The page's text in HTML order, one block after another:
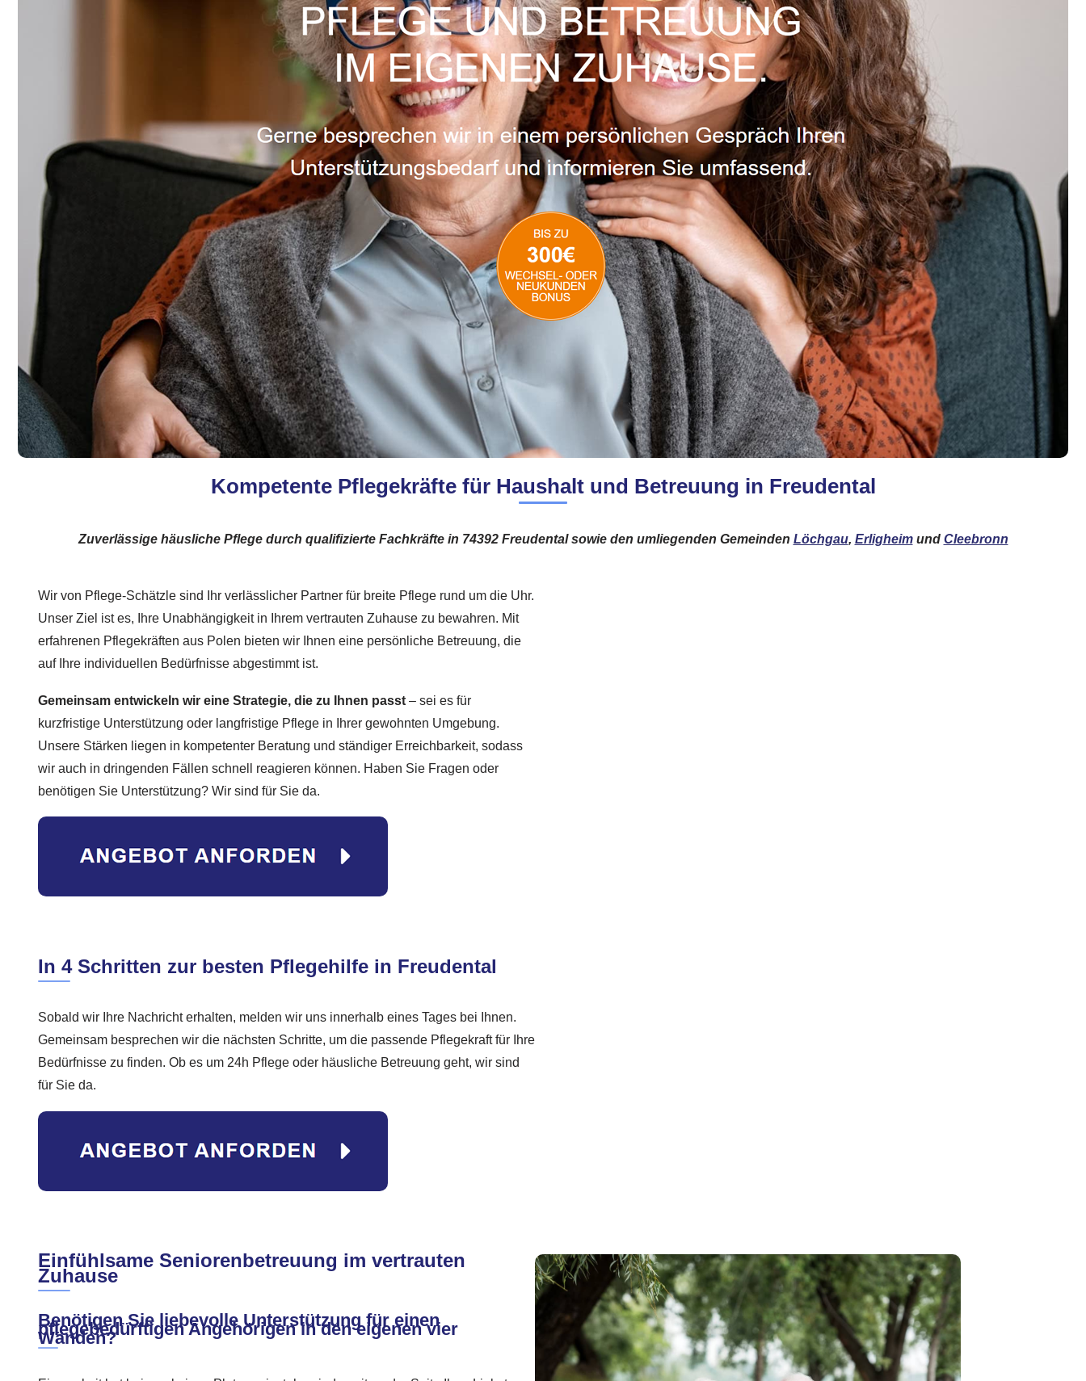
Kompetente Pflegekräfte für Haushalt und Betreuung in Freudental
Zuverlässige häusliche Pflege durch qualifizierte Fachkräfte in 74392 Freudental sowie den umliegenden Gemeinden Löchgau, Erligheimund Cleebronn
Wir von Pflege-Schätzle sind Ihr verlässlicher Partner für breite Pflege rund um die Uhr.
Unser Ziel ist es, Ihre Unabhängigkeit in Ihrem vertrauten Zuhause zu bewahren. Mit
erfahrenen Pflegekräften aus Polen bieten wir Ihnen eine persönliche Betreuung, die
auf Ihre individuellen Bedürfnisse abgestimmt ist.
Gemeinsam entwickeln wir eine Strategie, die zu Ihnen passt – sei es für
kurzfristige Unterstützung oder langfristige Pflege in Ihrer gewohnten Umgebung.
Unsere Stärken liegen in kompetenter Beratung und ständiger Erreichbarkeit, sodass
wir auch in dringenden Fällen schnell reagieren können. Haben Sie Fragen oder
benötigen Sie Unterstützung? Wir sind für Sie da.
In 4 Schritten zur besten Pflegehilfe in Freudental
Sobald wir Ihre Nachricht erhalten, melden wir uns innerhalb eines Tages bei Ihnen.
Gemeinsam besprechen wir die nächsten Schritte, um die passende Pflegekraft für Ihre
Bedürfnisse zu finden. Ob es um 24h Pflege oder häusliche Betreuung geht, wir sind
für Sie da.
Einfühlsame Seniorenbetreuung im vertrauten
Zuhause
Benötigen Sie liebevolle Unterstützung für einen
pflegebedürftigen Angehörigen in den eigenen vier
Wänden?